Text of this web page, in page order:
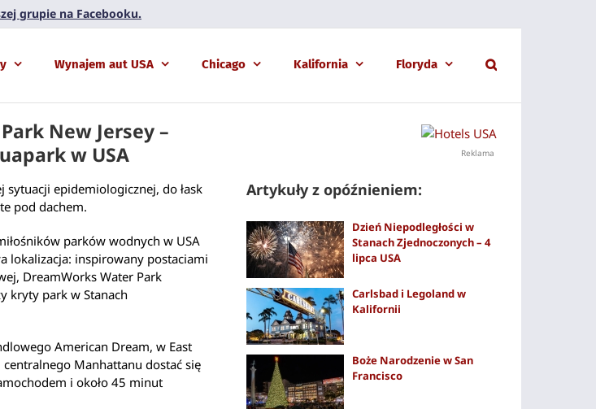
grupie na Facebooku.
Wynajem aut USA Chicago Kalifornia Floryda
New Jersey –
w USA
epidemiologicznej, do łask
pod dachem.
parków wodnych w USA
lokalizacja: inspirowany postaciami
DreamWorks Water Park
kryty park w Stanach
American Dream, w East
centralnego Manhattanu dostać się
i około 45 minut
Reklama
Artykuły z opóźnieniem:
Dzień Niepodległości w
Stanach Zjednoczonych – 4
lipca USA
Carlsbad i Legoland w
Kalifornii
Boże Narodzenie w San
Francisco